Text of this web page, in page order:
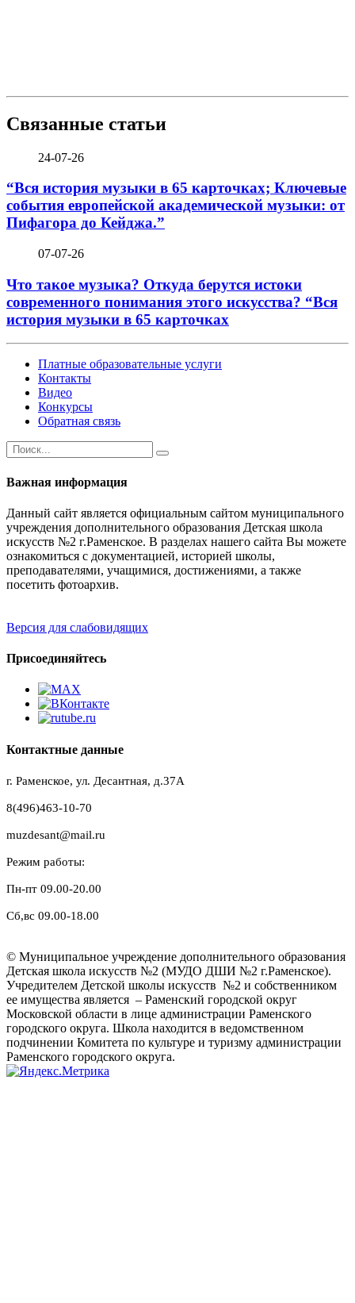
Связанные статьи
24-07-26
“Вся история музыки в 65 карточках; Ключевые
события европейской академической музыки: от
Пифагора до Кейджа.”
07-07-26
Что такое музыка? Откуда берутся истоки
современного понимания этого искусства? “Вся
история музыки в 65 карточках
Платные образовательные услуги
Контакты
Видео
Конкурсы
Обратная связь
Важная информация
Данный сайт является официальным сайтом муниципального
учреждения дополнительного образования Детская школа
искусств №2 г.Раменское. В разделах нашего сайта Вы можете
ознакомиться с документацией, историей школы,
преподавателями, учащимися, достижениями, а также
посетить фотоархив.
Версия для слабовидящих
Присоединяйтесь
Контактные данные
г. Раменское, ул. Десантная, д.37A
8(496)463-10-70
muzdesant@mail.ru
Режим работы:
Пн-пт 09.00-20.00
Сб,вс 09.00-18.00
© Муниципальное учреждение дополнительного образования
Детская школа искусств №2 (МУДО ДШИ №2 г.Раменское).
Учредителем Детской школы искусств №2 и собственником
ее имущества является – Раменский городской округ
Московской области в лице администрации Раменского
городского округа. Школа находится в ведомственном
подчинении Комитета по культуре и туризму администрации
Раменского городского округа.